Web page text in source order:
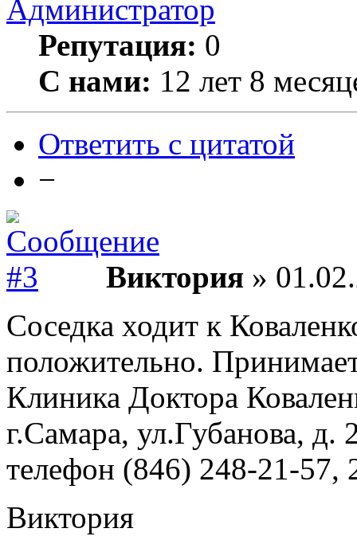
Администратор
Репутация: 0
С нами: 12 лет 8
Ответить с цитатой
−
Виктория »
Соседка ходит к
положительно.
Клиника Доктора
г.Самара, ул.Губанова, д.
телефон (846) 248-21-57,
Виктория